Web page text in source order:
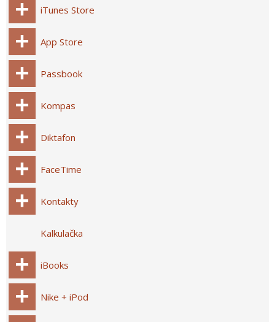
iTunes Store
App Store
Passbook
Kompas
Diktafon
FaceTime
Kontakty
Kalkulačka
iBooks
Nike + iPod